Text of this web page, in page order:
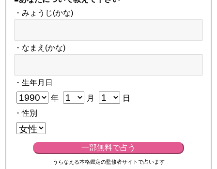
・みょうじ(かな)
・なまえ(かな)
・生年月日
年 月
日
・性別
一部無料で占う
うらなえる本格鑑定の監修者サイトで占います